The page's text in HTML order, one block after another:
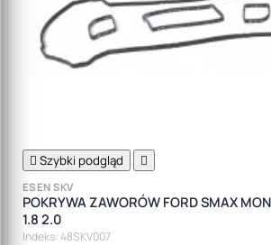
 Szybki podgląd 
ESEN SKV
POKRYWA ZAWORÓW FORD SMAX
1.8 2.0
Indeks: 48SKV007